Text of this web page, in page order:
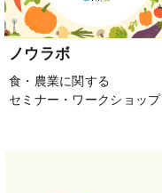
ノウラボ
食・農業に関する
セミナー・ワークショップ